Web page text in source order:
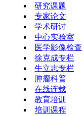
研究课题
专家论文
学术研讨
中心实验室
医学影像检查
徐克成专栏
牛立志专栏
肿瘤科普
在线连载
教育培训
培训课程